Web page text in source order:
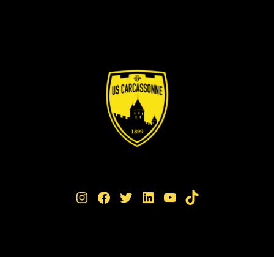
Instagram Facebook Twitter LinkedIn YouTube TikTok